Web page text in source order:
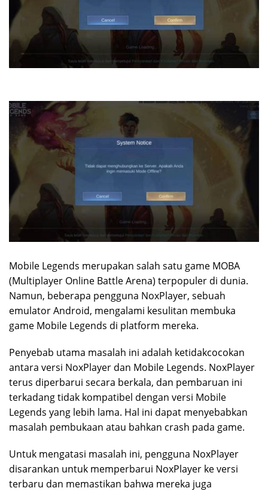
Mobile Legends merupakan salah satu game MOBA
(Multiplayer Online Battle Arena) terpopuler di dunia.
Namun, beberapa pengguna NoxPlayer, sebuah
emulator Android, mengalami kesulitan membuka
game Mobile Legends di platform mereka.
Penyebab utama masalah ini adalah ketidakcocokan
antara versi NoxPlayer dan Mobile Legends. NoxPlayer
terus diperbarui secara berkala, dan pembaruan ini
terkadang tidak kompatibel dengan versi Mobile
Legends yang lebih lama. Hal ini dapat menyebabkan
masalah pembukaan atau bahkan crash pada game.
Untuk mengatasi masalah ini, pengguna NoxPlayer
disarankan untuk memperbarui NoxPlayer ke versi
terbaru dan memastikan bahwa mereka juga